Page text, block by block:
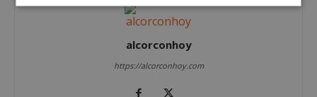
alcorconhoy
https://alcorconhoy.com
Cookies
estrictamente
Cookies de
rendimiento